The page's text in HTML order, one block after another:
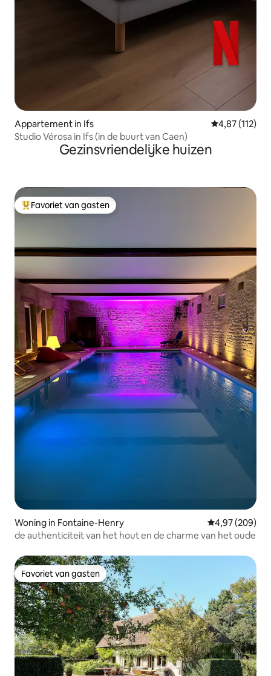
Appartement in Ifs Gemiddelde
4,87 (112)
Studio Vérosa in Ifs (in de buurt van Caen)
Gezinsvriendelijke huizen
Topfavoriet van gasten
Favoriet van gasten
Woning in Fontaine-Henry Gemiddelde
4,97 (209)
de authenticiteit van het hout en de charme van het oude
Favoriet van gasten
Favoriet van gasten